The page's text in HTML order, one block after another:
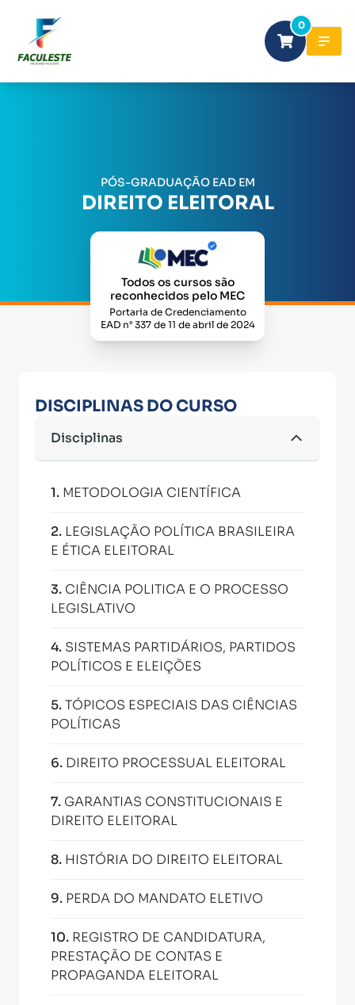
0
PÓS-GRADUAÇÃO EAD EM
DIREITO ELEITORAL
Todos os cursos são
reconhecidos pelo MEC
Portaria de Credenciamento
EAD n° 337 de 11 de abril de 2024
DISCIPLINAS DO CURSO
Disciplinas
1. METODOLOGIA CIENTÍFICA
2. LEGISLAÇÃO POLÍTICA BRASILEIRA
E ÉTICA ELEITORAL
3. CIÊNCIA POLITICA E O PROCESSO
LEGISLATIVO
4. SISTEMAS PARTIDÁRIOS, PARTIDOS
POLÍTICOS E ELEIÇÕES
5.TÓPICOS ESPECIAIS DAS CIÊNCIAS
POLÍTICAS
6. DIREITO PROCESSUAL ELEITORAL
7. GARANTIAS CONSTITUCIONAIS E
DIREITO ELEITORAL
8. HISTÓRIA DO DIREITO ELEITORAL
9. PERDA DO MANDATO ELETIVO
10. REGISTRO DE CANDIDATURA,
PRESTAÇÃO DE CONTAS E
PROPAGANDA ELEITORAL